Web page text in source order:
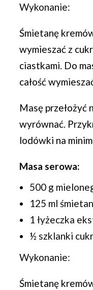
Wykonanie:
Śmietanę
wymieszać z
ciastkami. Do
całość
Masę przełożyć
wyrównać.
lodówki na
Masa serowa:
500 g
125 ml
1 łyżeczka
½ szklanki
Wykonanie:
Śmietanę